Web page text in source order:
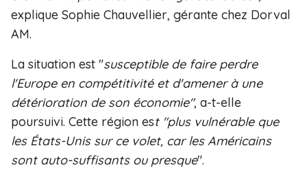
explique Sophie Chauvellier, gérante chez Dorval
AM.
La situation est "susceptible de faire perdre
l'Europe en compétitivité et d'amener à une
détérioration de son économie", a-t-elle
poursuivi. Cette région est "plus vulnérable que
les États-Unis sur ce volet, car les Américains
sont auto-suffisants ou presque".